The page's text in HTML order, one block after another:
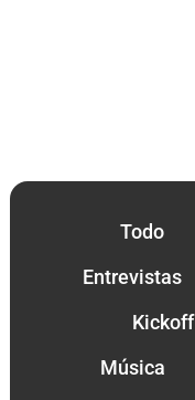
Entrevistas
Kickoff
Música
Todo